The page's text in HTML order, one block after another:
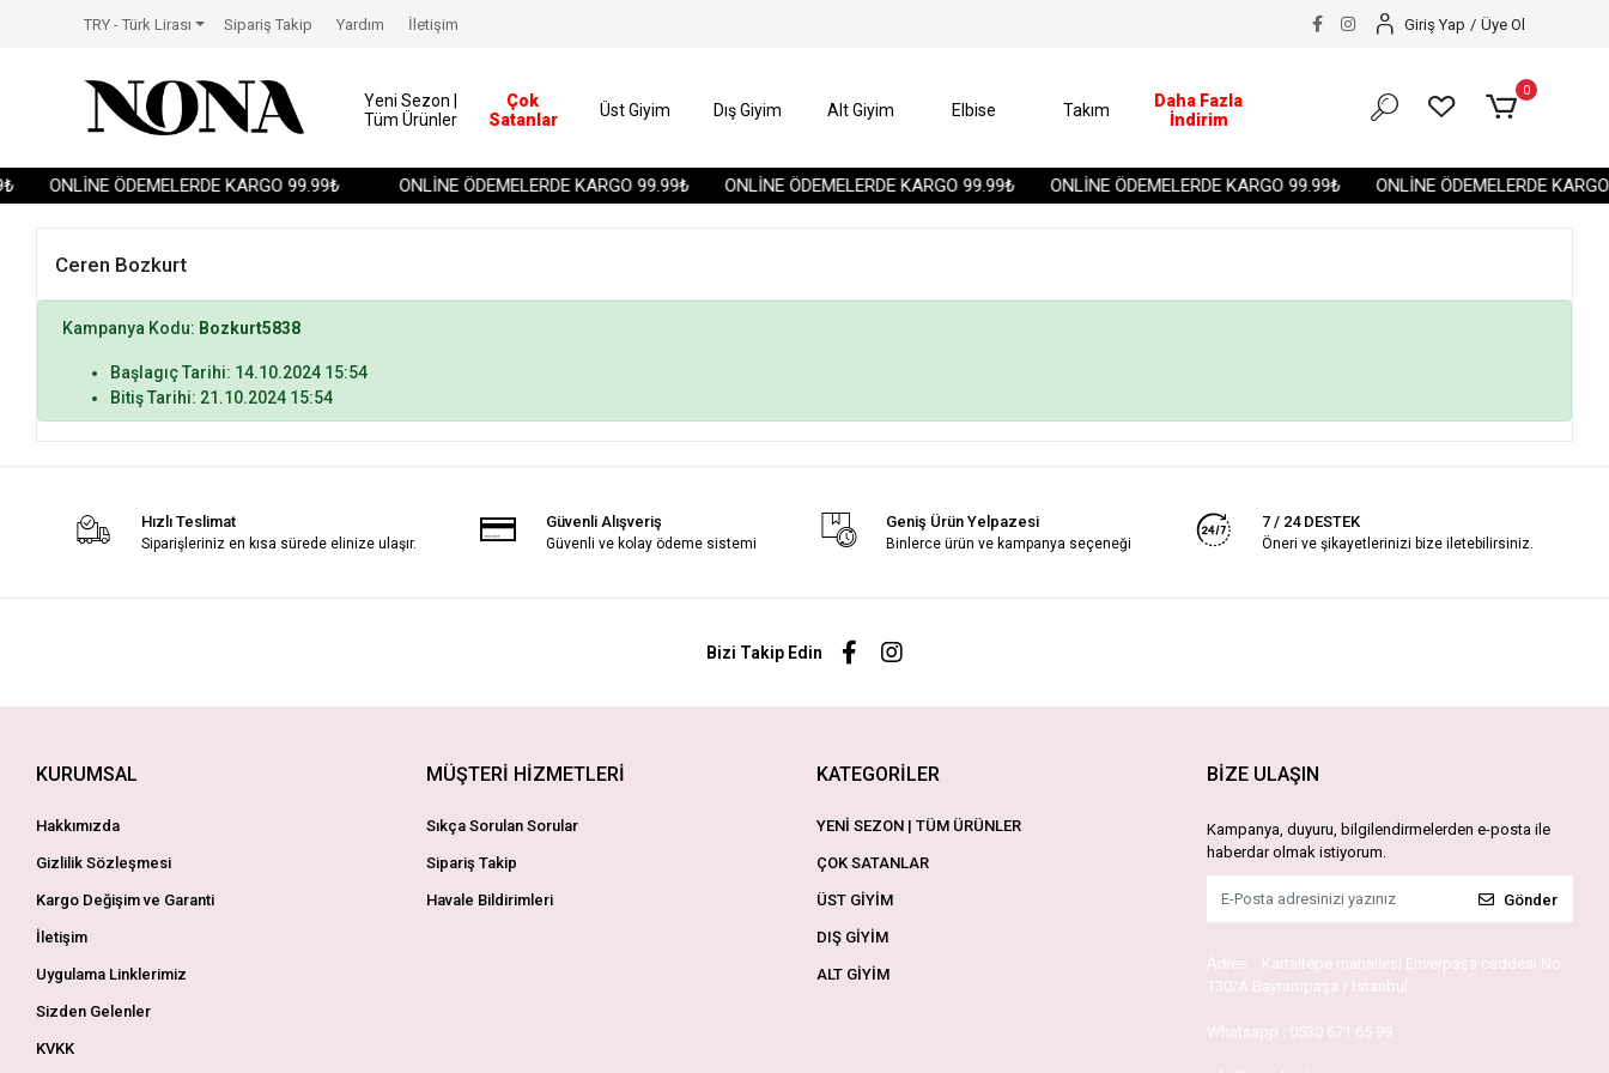
ONLİNE ÖDEMELERDE KARGO 99.99₺ ONLİNE ÖDEMELERDE KARGO 99.99₺ ONLİNE ÖDEMELERDE KARGO 99.99₺ ONLİNE ÖDEMELERDE KARGO 99.99₺ ONLİNE ÖDEMELERDE
TRY - Türk Lirası Sipariş Takip Yardım İletişim Giriş Yap / Üye Ol
Yeni Sezon |
Tüm Ürünler
Çok
Satanlar
Üst Giyim Dış Giyim Alt Giyim Elbise Takım
Daha Fazla
İndirim
0
Ceren Bozkurt
Kampanya Kodu: Bozkurt5838
Başlagıç Tarihi: 14.10.2024 15:54
Bitiş Tarihi: 21.10.2024 15:54
Hızlı Teslimat
Siparişleriniz en kısa sürede elinize ulaşır.
Güvenli Alışveriş
Güvenli ve kolay ödeme sistemi
Geniş Ürün Yelpazesi
Binlerce ürün ve kampanya seçeneği
7 / 24 DESTEK
Öneri ve şikayetlerinizi bize iletebilirsiniz.
Bizi Takip Edin
KURUMSAL
Hakkımızda
Gizlilik Sözleşmesi
Kargo Değişim ve Garanti
İletişim
Uygulama Linklerimiz
Sizden Gelenler
KVKK
MÜŞTERİ HİZMETLERİ
Sıkça Sorulan Sorular
Sipariş Takip
Havale Bildirimleri
KATEGORİLER
YENİ SEZON | TÜM ÜRÜNLER
ÇOK SATANLAR
ÜST GİYİM
DIŞ GİYİM
ALT GİYİM
BİZE ULAŞIN
Kampanya, duyuru, bilgilendirmelerden e-posta ile
haberdar olmak istiyorum.
Gönder
Adres : Kartaltepe mahallesi Enverpaşa caddesi No
130/A Bayrampaşa / İstanbul
Whatsapp : 0530 671 65 99